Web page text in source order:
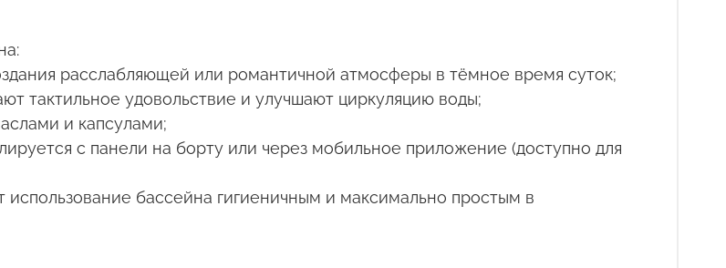
расслабляющей или романтичной атмосферы в тёмное время суток;
тактильное удовольствие и улучшают циркуляцию воды;
и капсулами;
с панели на борту или через мобильное приложение (доступно для
бассейна гигиеничным и максимально простым в